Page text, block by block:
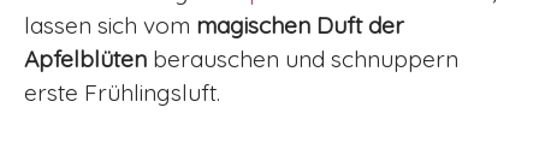
lassen sich vom magischen Duft der
Apfelblüten berauschen und schnuppern
erste Frühlingsluft.